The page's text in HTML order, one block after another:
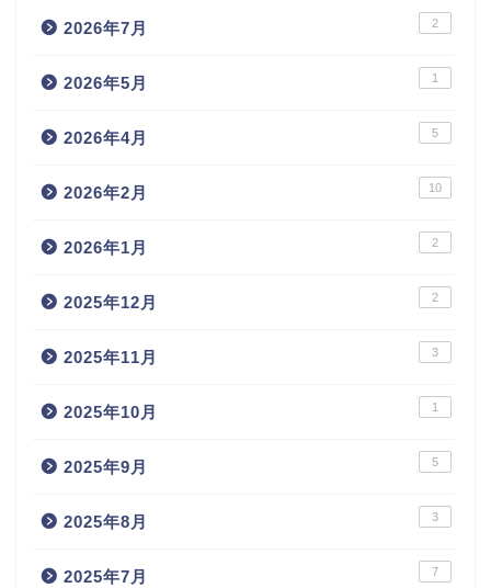
2026年7月 2
2026年5月 1
2026年4月 5
2026年2月 10
2026年1月 2
2025年12月 2
2025年11月 3
2025年10月 1
2025年9月 5
2025年8月 3
2025年7月 7